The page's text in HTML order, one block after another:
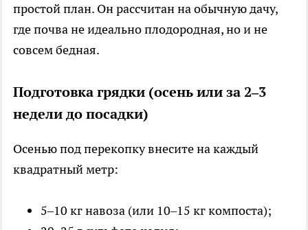
простой план. Он рассчитан на обычную дачу,
где почва не идеально плодородная, но и не
совсем бедная.
Подготовка грядки (осень или за 2–3
недели до посадки)
Осенью под перекопку внесите на каждый
квадратный метр:
5–10 кг навоза (или 10–15 кг компоста);